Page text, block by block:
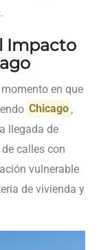
Impacto
en que
Chicago ,
llegada de
calles con
vulnerable
de vivienda y